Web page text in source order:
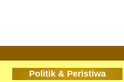
Politik & Peristiwa